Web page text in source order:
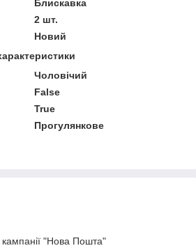
Блискавка
2 шт.
Новий
Чоловічий
False
True
Прогулянкове
"Нова Пошта"